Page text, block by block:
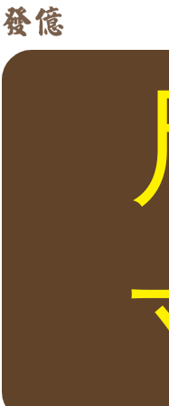
發億金庫｜台灣 40 年保
發億金庫（仁浦科技）自
BN 系列 保險箱
BN 系列 保險箱。發億金庫